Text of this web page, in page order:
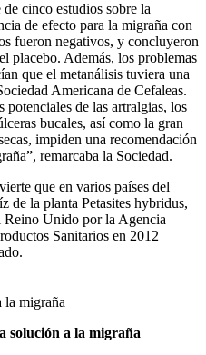
cinco estudios sobre la
de efecto para la migraña con
fueron negativos, y concluyeron
placebo. Además, los problemas
que el metanálisis tuviera una
Americana de Cefaleas.
potenciales de las artralgias, los
bucales, así como la gran
impiden una recomendación
remarcaba la Sociedad.
que en varios países del
de la planta Petasites hybridus,
Reino Unido por la Agencia
Sanitarios en 2012
la migraña
solución a la migraña